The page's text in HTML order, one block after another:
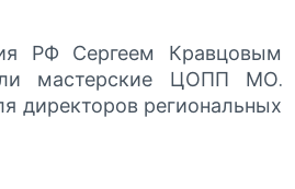
РФ Сергеем Кравцовым
мастерские ЦОПП МО.
директоров региональных